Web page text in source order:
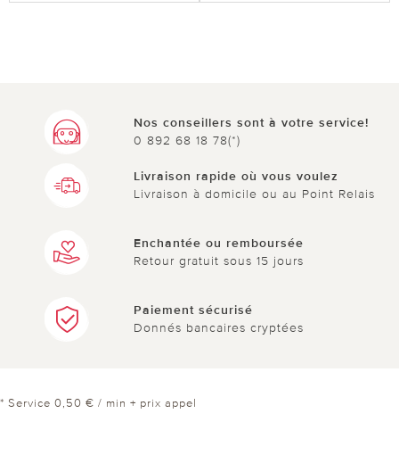
Nos conseillers sont à votre service!
0 892 68 18 78(*)
Livraison rapide où vous voulez
Livraison à domicile ou au Point Relais
Enchantée ou remboursée
Retour gratuit sous 15 jours
Paiement sécurisé
Donnés bancaires cryptées
* Service 0,50 € / min + prix appel